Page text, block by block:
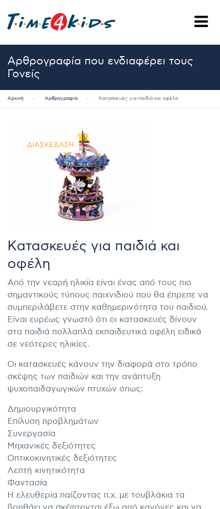
Αρθρογραφία που ενδιαφέρει τους
Γονείς
Αρχική Αρθρογραφία Κατασκευές για παιδιά και οφέλη
ΔΙΑΣΚΈΔΑΣΗ
Κατασκευές για παιδιά και
οφέλη
Από την νεαρή ηλικία είναι ένας από τους πιο
σημαντικούς τύπους παιχνιδιού που θα έπρεπε να
συμπεριλάβετε στην καθημερινότητα του παιδιού.
Είναι ευρέως γνωστό ότι οι κατασκευές δίνουν
στα παιδιά πολλαπλά εκπαιδευτικά οφέλη ειδικά
σε νεότερες ηλικίες.
Οι κατασκευές κάνουν την διαφορά στο τρόπο
σκέψης των παιδιών και την ανάπτυξη
ψυχοπαιδαγωγικών πτυχών όπως:
Δημιουργικότητα
Επίλυση προβλημάτων
Συνεργασία
Μηχανικές δεξιότητες
Οπτικοκινητικές δεξιότητες
Λεπτή κινητικότητα
Φαντασία
Η ελευθερία παίζοντας π.χ. με τουβλάκια τα